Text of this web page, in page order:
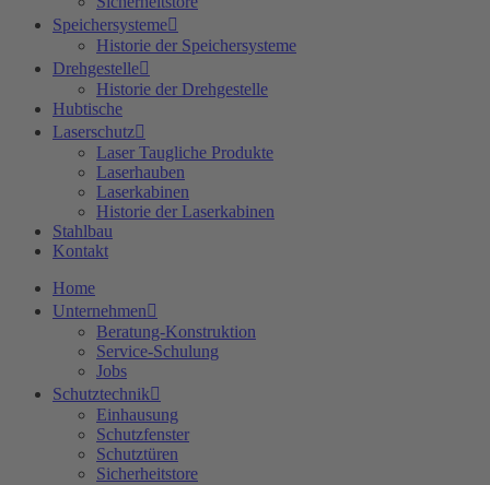
Speichersysteme
Historie der Speichersysteme
Drehgestelle
Historie der Drehgestelle
Hubtische
Laserschutz
Laser Taugliche Produkte
Laserhauben
Laserkabinen
Historie der Laserkabinen
Stahlbau
Kontakt
Home
Unternehmen
Beratung-Konstruktion
Service-Schulung
Jobs
Schutztechnik
Einhausung
Schutzfenster
Schutztüren
Sicherheitstore